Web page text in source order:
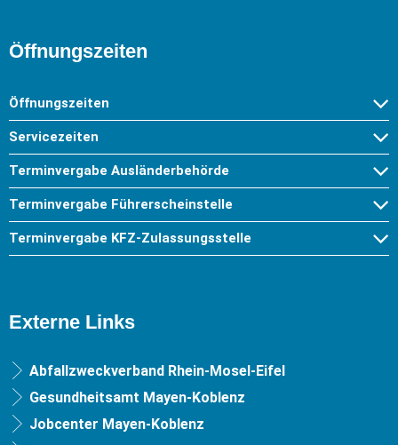
Öffnungszeiten
Öffnungszeiten
Servicezeiten
Terminvergabe Ausländerbehörde
Terminvergabe Führerscheinstelle
Terminvergabe KFZ-Zulassungsstelle
Externe Links
Abfallzweckverband Rhein-Mosel-Eifel
Gesundheitsamt Mayen-Koblenz
Jobcenter Mayen-Koblenz